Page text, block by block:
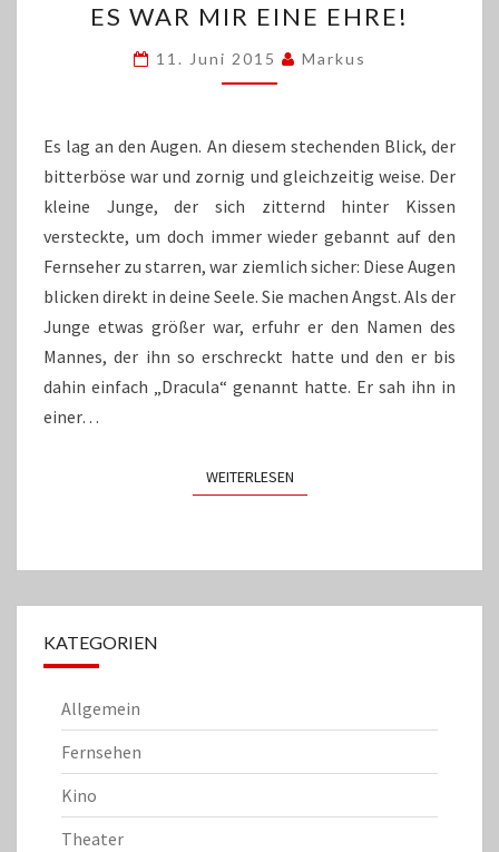
WAR
EINE
EHRE!
ES WAR MIR EINE EHRE!
11. Juni 2015 Markus
Es lag an den Augen. An diesem stechenden Blick, der
bitterböse war und zornig und gleichzeitig weise. Der
kleine Junge, der sich zitternd hinter Kissen
versteckte, um doch immer wieder gebannt auf den
Fernseher zu starren, war ziemlich sicher: Diese Augen
blicken direkt in deine Seele. Sie machen Angst. Als der
Junge etwas größer war, erfuhr er den Namen des
Mannes, der ihn so erschreckt hatte und den er bis
dahin einfach „Dracula“ genannt hatte. Er sah ihn in
einer…
WEITERLESENWEITERLESEN
KATEGORIEN
Allgemein
Fernsehen
Kino
Theater